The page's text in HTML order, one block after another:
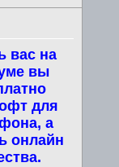
вас на
вы
для
а
онлайн